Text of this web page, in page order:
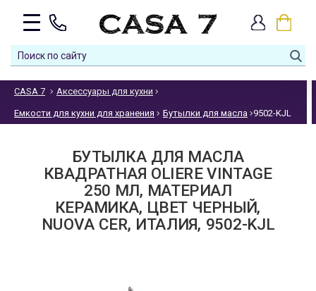
CASA 7 Аксессуары для кухни
Емкости для кухни для хранения Бутылки для масла 9502-KJL
БУТЫЛКА ДЛЯ МАСЛА
КВАДРАТНАЯ OLIERE VINTAGE
250 МЛ, МАТЕРИАЛ
КЕРАМИКА, ЦВЕТ ЧЕРНЫЙ,
NUOVA CER, ИТАЛИЯ, 9502-KJL